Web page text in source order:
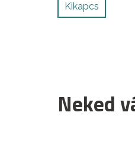
Kikapcs
Neked